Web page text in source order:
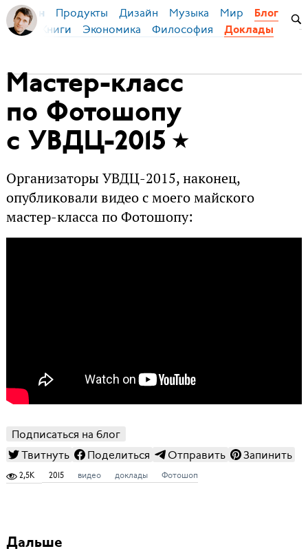
Бирман Продукты Дизайн Музыка Мир Блог
язык Книги Экономика Философия Доклады
Мастер-класс
по Фотошопу
с УВДЦ-2015
Организаторы УВДЦ-2015, наконец,
опубликовали видео с моего майского
мастер-класса по Фотошопу:
Подписаться на блог
Твитнуть
Поделиться Отправить Запинить
2,5K 2015 видео доклады Фотошоп
Дальше